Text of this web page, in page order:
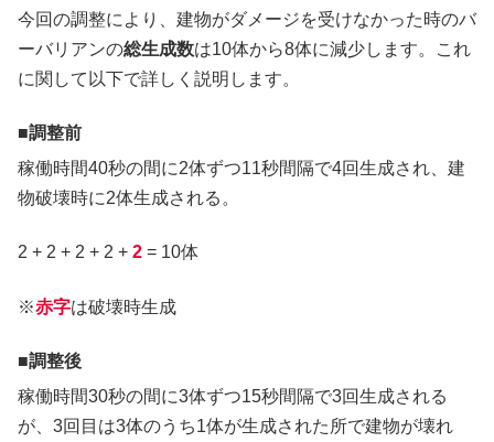
今回の調整により、建物がダメージを受けなかった時のバ
ーバリアンの総生成数は10体から8体に減少します。これ
に関して以下で詳しく説明します。
調整前
稼働時間40秒の間に2体ずつ11秒間隔で4回生成され、建
物破壊時に2体生成される。
2 + 2 + 2 + 2 + 2 = 10体
※赤字は破壊時生成
調整後
稼働時間30秒の間に3体ずつ15秒間隔で3回生成される
が、3回目は3体のうち1体が生成された所で建物が壊れ